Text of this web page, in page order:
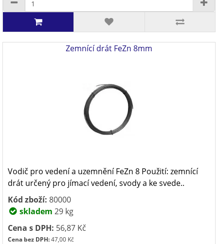
Zemnící drát FeZn 8mm
Vodič pro vedení a uzemnění FeZn 8 Použití: zemnící
drát určený pro jímací vedení, svody a ke svede..
Kód zboží: 80000
skladem 29 kg
Cena s DPH: 56,87 Kč
Cena bez DPH:47,00 Kč